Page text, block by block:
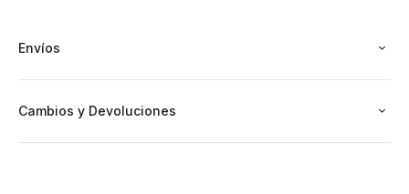
Envíos
Cambios y Devoluciones